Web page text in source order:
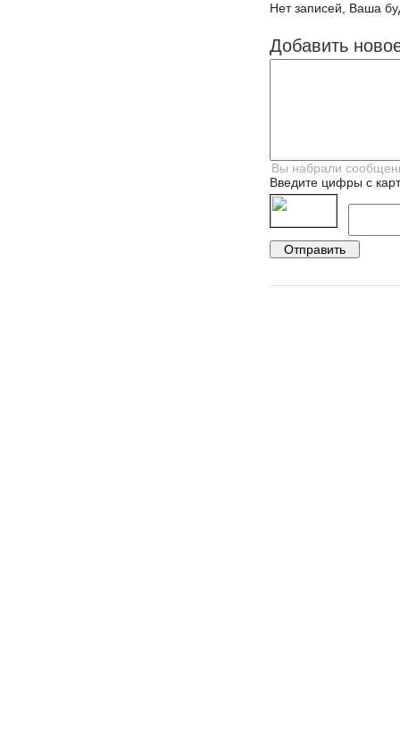
Нет записей, Ваша
Добавить
Введите цифры с